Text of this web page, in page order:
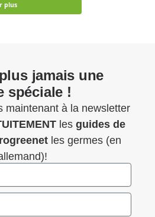
plus
jamais une
spéciale !
maintenant à la newsletter
les guides de
les germes (en